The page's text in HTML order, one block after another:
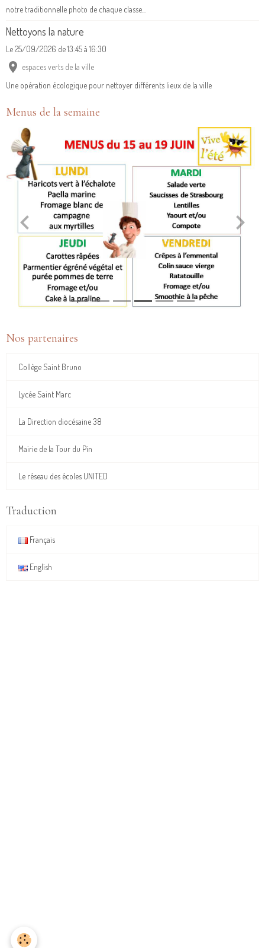
notre traditionnelle photo de chaque classe...
Nettoyons la nature
Le 25/09/2026 de 13:45à 16:30
espaces verts de la ville
Une opération écologique pour nettoyer différents lieux de la ville
Menus de la semaine
Nos partenaires
Collège Saint Bruno
Lycée Saint Marc
La Direction diocésaine 38
Mairie de la Tour du Pin
Le réseau des écoles UNITED
Traduction
Français
English